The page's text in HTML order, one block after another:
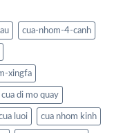
cua-nhom-4-canh
xingfa
cua di mo quay
luoi cua nhom kinh